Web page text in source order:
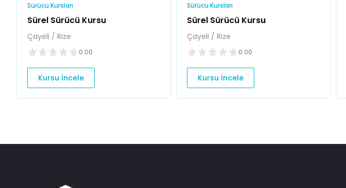
Sürücü Kursları
Sürel Sürücü Kursu
Çayeli / Rize
0.00
Kursu İncele
Sürücü Kursları
Sürel Sürücü Kursu
Çayeli / Rize
0.00
Kursu İncele